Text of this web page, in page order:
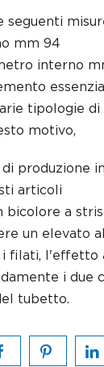
seguenti
mm 94
interno
tipologie di
motivo,
di produzione
articoli
bicolore a
un elevato
i filati, l'effetto
i due
tubetto.